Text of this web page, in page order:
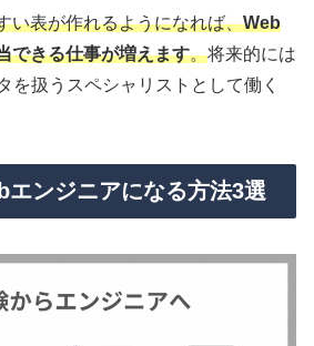
い表が作れるようになれば、Web
できる仕事が増えます。将来的には
を扱うスペシャリストとして働く
エンジニアになる方法3選